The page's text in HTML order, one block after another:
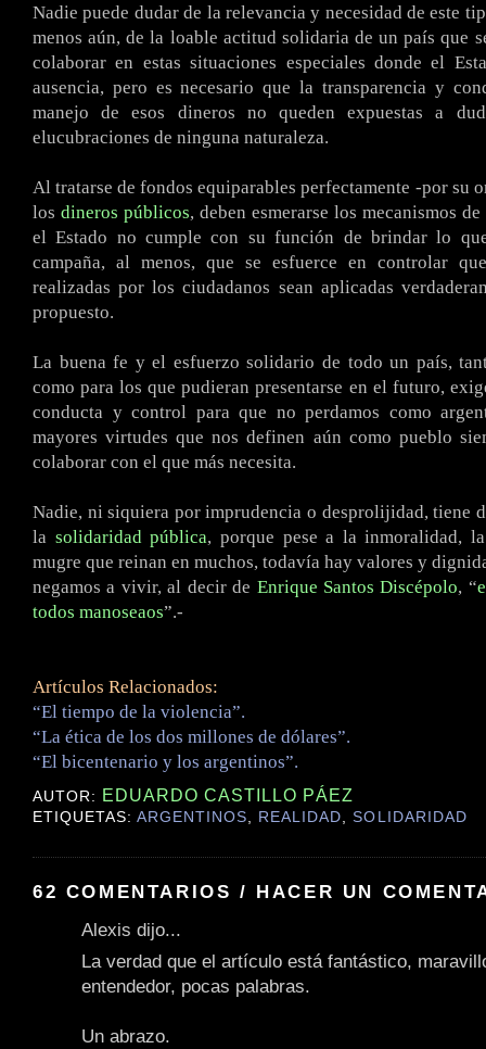
Nadie puede dudar de la relevancia y necesidad de este
menos aún, de la loable actitud solidaria de un país que
colaborar en estas situaciones especiales donde el
ausencia, pero es necesario que la transparencia y
manejo de esos dineros no queden expuestas a
elucubraciones de ninguna naturaleza.
Al tratarse de fondos equiparables perfectamente -por su
los dineros públicos, deben esmerarse los mecanismos
el Estado no cumple con su función de brindar lo
campaña, al menos, que se esfuerce en controlar
realizadas por los ciudadanos sean aplicadas
propuesto.
La buena fe y el esfuerzo solidario de todo un país,
como para los que pudieran presentarse en el futuro,
conducta y control para que no perdamos como
mayores virtudes que nos definen aún como pueblo
colaborar con el que más necesita.
Nadie, ni siquiera por imprudencia o desprolijidad, tiene
la solidaridad pública, porque pese a la inmoralidad,
mugre que reinan en muchos, todavía hay valores y
negamos a vivir, al decir de Enrique Santos Discépolo, “
todos manoseaos”.-
Artículos Relacionados:
“El tiempo de la violencia”.
“La ética de los dos millones de dólares”.
“El bicentenario y los argentinos”.
AUTOR: EDUARDO CASTILLO PÁEZ
ETIQUETAS:ARGENTINOS, REALIDAD,SOLIDARIDAD
62 COMENTARIOS / HACER UN
Alexis dijo...
La verdad que el artículo está fantástico,
entendedor, pocas palabras.
Un abrazo.